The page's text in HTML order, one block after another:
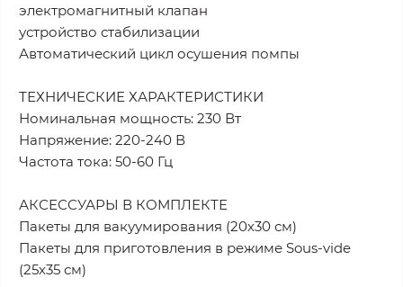
электромагнитный клапан
устройство стабилизации
Автоматический цикл осушения помпы
ТЕХНИЧЕСКИЕ ХАРАКТЕРИСТИКИ
Номинальная мощность: 230 Вт
Напряжение: 220-240 В
Частота тока: 50-60 Гц
АКСЕССУАРЫ В КОМПЛЕКТЕ
Пакеты для вакуумирования (20х30 см)
Пакеты для приготовления в режиме Sous-vide
(25х35 см)